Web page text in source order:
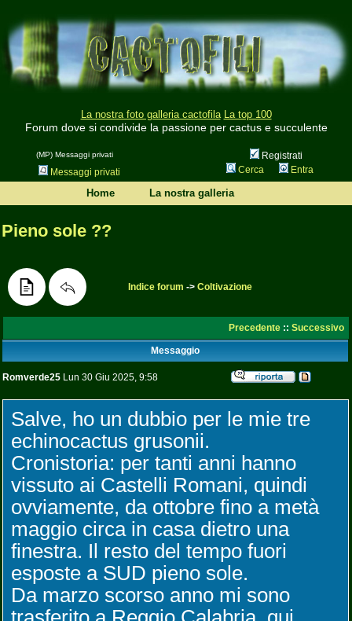
La nostra foto galleria cactofila La top 100
Forum dove si condivide la passione per cactus e succulente
(MP) Messaggi privati
Registrati
Messaggi privati
Cerca Entra
Home La nostra galleria
Pieno sole ??
Indice forum -> Coltivazione
Precedente :: Successivo
Messaggio
Romverde25 Lun 30 Giu 2025, 9:58
Salve, ho un dubbio per le mie tre
echinocactus grusonii.
Cronistoria: per tanti anni hanno
vissuto ai Castelli Romani, quindi
ovviamente, da ottobre fino a metà
maggio circa in casa dietro una
finestra. Il resto del tempo fuori
esposte a SUD pieno sole.
Da marzo scorso anno mi sono